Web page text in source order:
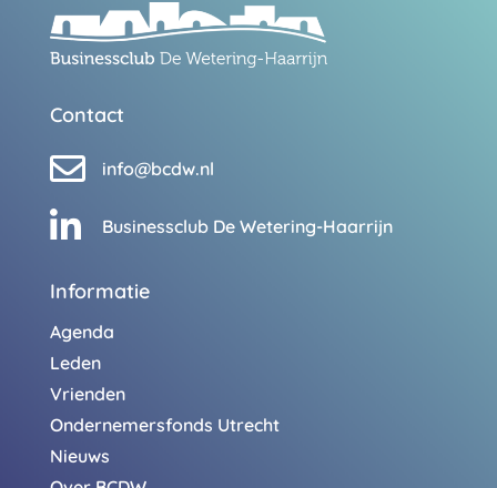
Contact
 info@bcdw.nl
 Businessclub De Wetering-Haarrijn
Informatie
Agenda
Leden
Vrienden
Ondernemersfonds Utrecht
Nieuws